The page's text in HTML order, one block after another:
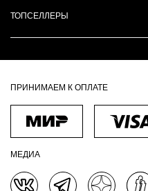
ТОПСЕЛЛЕРЫ
ПРИНИМАЕМ К ОПЛАТЕ
МЕДИА